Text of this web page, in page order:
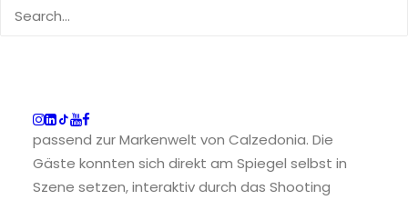
individuellem Spiegelrahmen
gebrandeten Spiegelrahmen
passend zur Markenwelt von Calzedonia. Die
Gäste konnten sich direkt am Spiegel selbst in
Szene setzen, interaktiv durch das Shooting